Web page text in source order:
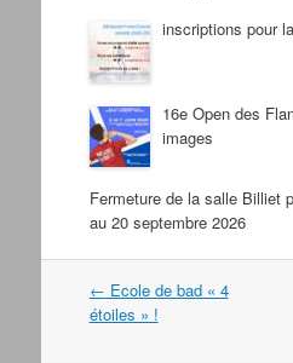
inscriptions pour
16e Open des
images
Fermeture de la salle Billiet
au 20 septembre 2026
Navigation dans les articles
← Ecole de bad « 4
étoiles » !